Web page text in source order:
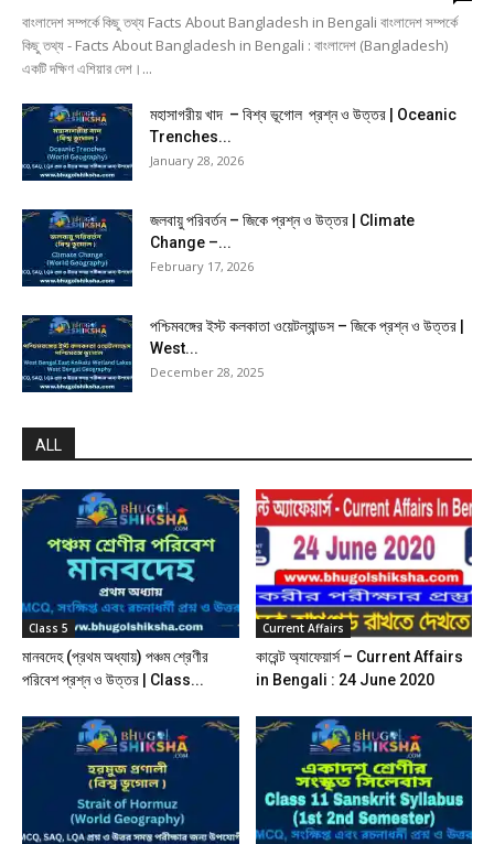
বাংলাদেশ সম্পর্কে কিছু তথ্য Facts About Bangladesh in Bengali বাংলাদেশ সম্পর্কে
কিছু তথ্য - Facts About Bangladesh in Bengali : বাংলাদেশ (Bangladesh)
একটি দক্ষিণ এশিয়ার দেশ।...
মহাসাগরীয় খাদ – বিশ্ব ভূগোল প্রশ্ন ও উত্তর | Oceanic
Trenches...
January 28, 2026
জলবায়ু পরিবর্তন – জিকে প্রশ্ন ও উত্তর | Climate
Change –...
February 17, 2026
পশ্চিমবঙ্গের ইস্ট কলকাতা ওয়েটল্যান্ডস – জিকে প্রশ্ন ও উত্তর |
West...
December 28, 2025
ALL
Class 5
মানবদেহ (প্রথম অধ্যায়) পঞ্চম শ্রেণীর
পরিবেশ প্রশ্ন ও উত্তর | Class...
Current Affairs
কারেন্ট অ্যাফেয়ার্স – Current Affairs
in Bengali : 24 June 2020